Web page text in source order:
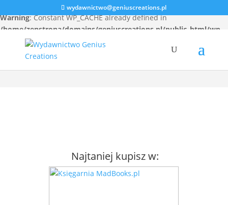
Warning: Constant WP_CACHE already defined in
/home/zenstrona/domains/geniuscreations.pl/public_html/wp-
config.phpon line94
wydawnictwo@geniuscreations.pl
Najtaniej kupisz w: